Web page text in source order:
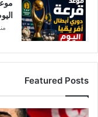
Featured Posts
ت